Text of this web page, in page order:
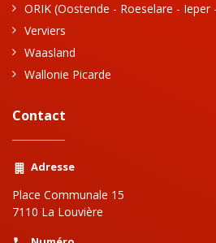
ORIK (Oostende - Roeselare - Ieper
Verviers
Waasland
Wallonie Picarde
Contact
Adresse
Place Communale 15
7110 La Louvière